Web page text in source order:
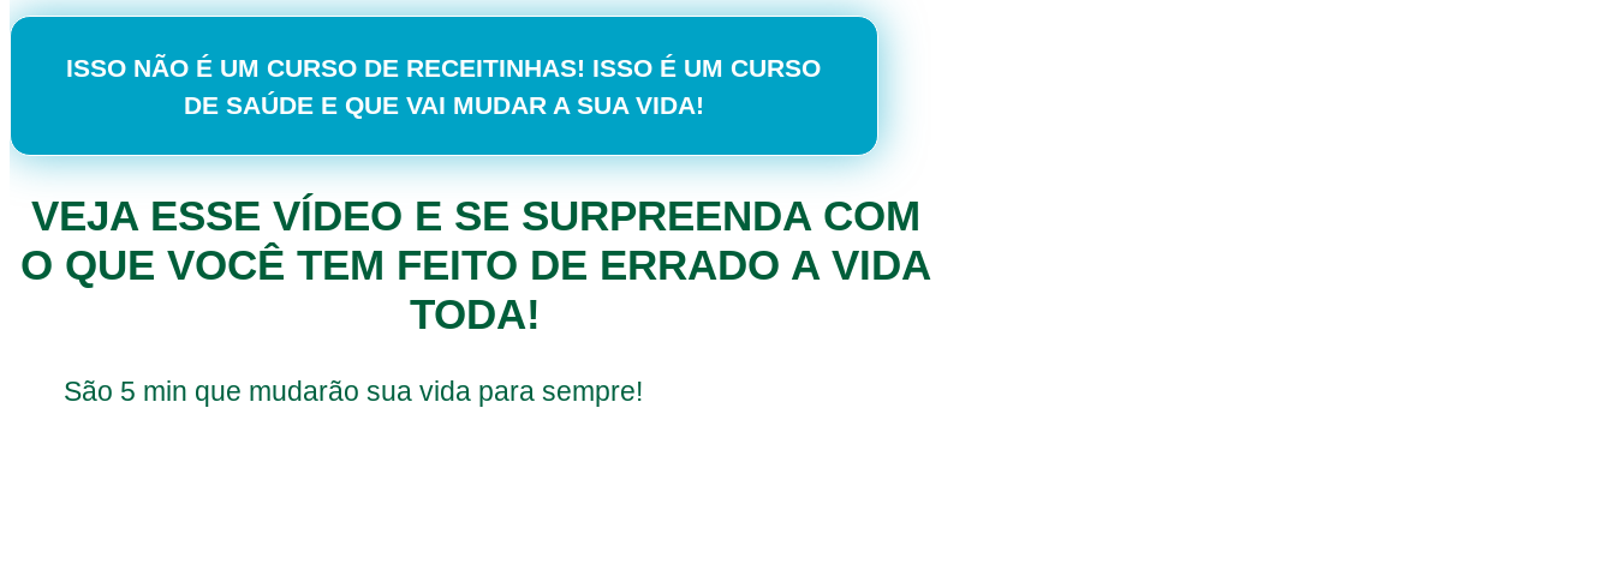
ISSO NÃO É UM CURSO DE RECEITINHAS! ISSO É UM CURSO
DE SAÚDE E QUE VAI MUDAR A SUA VIDA!
VEJA ESSE VÍDEO E SE SURPREENDA COM
O QUE VOCÊ TEM FEITO DE ERRADO A VIDA
TODA!
São 5 min que mudarão sua vida para sempre!